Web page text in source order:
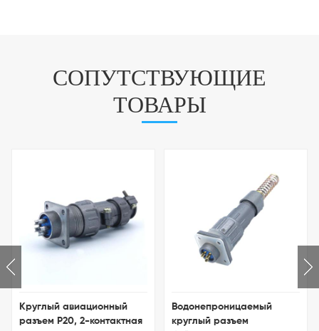
СОПУТСТВУЮЩИЕ
ТОВАРЫ
Водонепроницаемый
круглый разъем
Разъем XS12 Micro